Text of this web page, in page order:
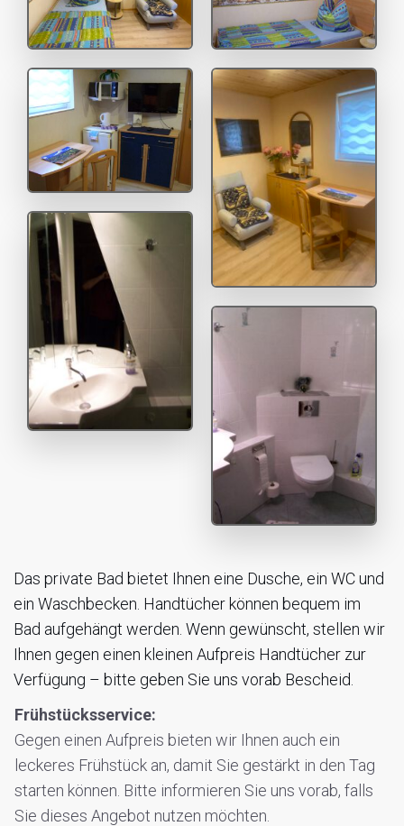
Das private Bad bietet Ihnen eine Dusche, ein WC und
ein Waschbecken. Handtücher können bequem im
Bad aufgehängt werden. Wenn gewünscht, stellen wir
Ihnen gegen einen kleinen Aufpreis Handtücher zur
Verfügung – bitte geben Sie uns vorab Bescheid.
Frühstücksservice:
Gegen einen Aufpreis bieten wir Ihnen auch ein
leckeres Frühstück an, damit Sie gestärkt in den Tag
starten können. Bitte informieren Sie uns vorab, falls
Sie dieses Angebot nutzen möchten.